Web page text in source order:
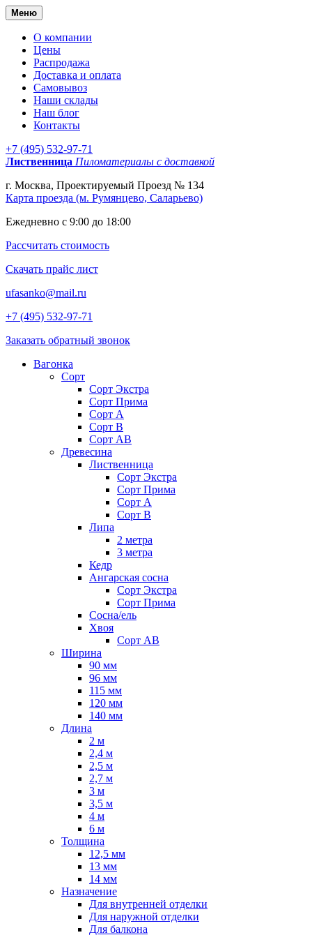
Меню
О компании
Цены
Распродажа
Доставка и оплата
Самовывоз
Наши склады
Наш блог
Контакты
+7 (495) 532-97-71
Лиственница Пиломатериалы с доставкой
г. Москва, Проектируемый Проезд № 134
Карта проезда (м. Румянцево, Саларьево)
Ежедневно с 9:00 до 18:00
Рассчитать стоимость
Скачать прайс лист
ufasanko@mail.ru
+7 (495) 532-97-71
Заказать обратный звонок
Вагонка
Сорт
Сорт Экстра
Сорт Прима
Сорт A
Сорт В
Сорт AB
Древесина
Лиственница
Сорт Экстра
Сорт Прима
Сорт А
Сорт В
Липа
2 метра
3 метра
Кедр
Ангарская сосна
Cорт Экстра
Сорт Прима
Сосна/ель
Хвоя
Сорт AB
Ширина
90 мм
96 мм
115 мм
120 мм
140 мм
Длина
2 м
2,4 м
2,5 м
2,7 м
3 м
3,5 м
4 м
6 м
Толщина
12,5 мм
13 мм
14 мм
Назначение
Для внутренней отделки
Для наружной отделки
Для балкона